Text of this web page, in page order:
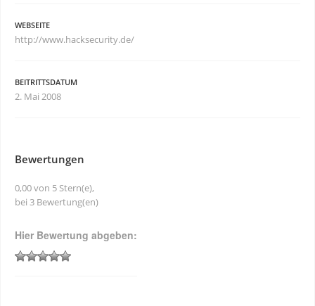
WEBSEITE
http://www.hacksecurity.de/
BEITRITTSDATUM
2. Mai 2008
Bewertungen
0,00 von 5 Stern(e),
bei 3 Bewertung(en)
Hier Bewertung abgeben: